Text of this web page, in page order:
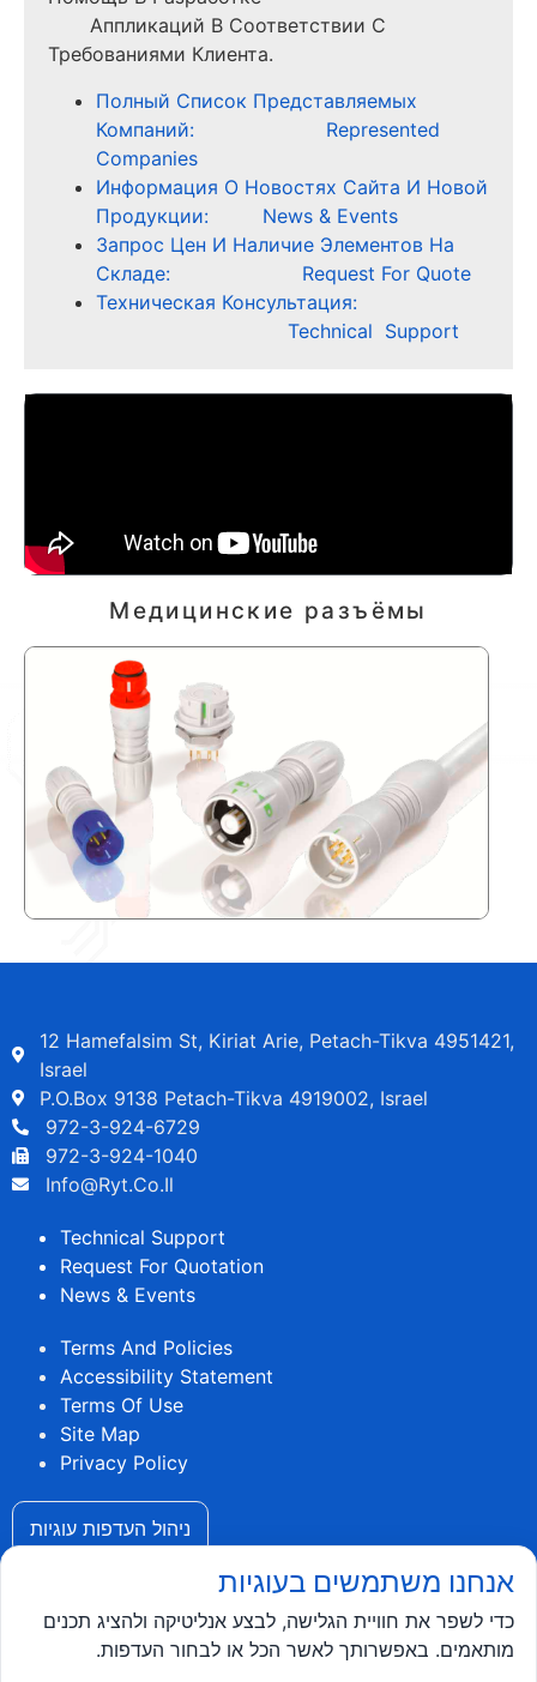
Аппликаций В Соответствии С
Требованиями Клиента.
Полный Список Представляемых
Компаний: Represented
Companies
Информация О Новостях Сайта И Новой
Продукции: News & Events
Запрос Цен И Наличие Элементов На
Складе: Request For Quote
Техническая Консультация:
Technical Support
Медицинские разъёмы
12 Hamefalsim St, Kiriat Arie, Petach-Tikva 4951421,
Israel
P.O.Box 9138 Petach-Tikva 4919002, Israel
972-3-924-6729
972-3-924-1040
Info@ryt.co.il
Technical Support
Request For Quotation
News & Events
Terms And Policies
Accessibility Statement
Terms Of Use
Site Map
Privacy Policy
ניהול העדפות עוגיות
אנחנו משתמשים בעוגיות
כדי לשפר את חוויית הגלישה, לבצע אנליטיקה ולהציג תכנים
מותאמים. באפשרותך לאשר הכל או לבחור העדפות.